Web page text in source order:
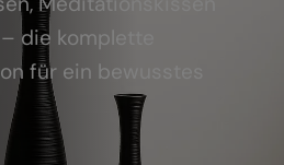
die komplette
für ein bewusstes